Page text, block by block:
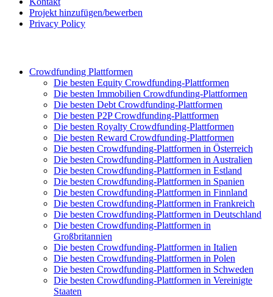
Projekt hinzufügen/bewerben
Privacy Policy
Crowdfunding Plattformen
Die besten Equity Crowdfunding-Plattformen
Die besten Immobilien Crowdfunding-Plattformen
Die besten Debt Crowdfunding-Plattformen
Die besten P2P Crowdfunding-Plattformen
Die besten Royalty Crowdfunding-Plattformen
Die besten Reward Crowdfunding-Plattformen
Die besten Crowdfunding-Plattformen in Österreich
Die besten Crowdfunding-Plattformen in Australien
Die besten Crowdfunding-Plattformen in Estland
Die besten Crowdfunding-Plattformen in Spanien
Die besten Crowdfunding-Plattformen in Finnland
Die besten Crowdfunding-Plattformen in Frankreich
Die besten Crowdfunding-Plattformen in Deutschland
Die besten Crowdfunding-Plattformen in
Großbritannien
Die besten Crowdfunding-Plattformen in Italien
Die besten Crowdfunding-Plattformen in Polen
Die besten Crowdfunding-Plattformen in Schweden
Die besten Crowdfunding-Plattformen in Vereinigte
Staaten